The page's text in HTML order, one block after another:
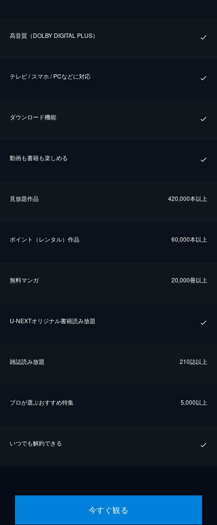
⾼⾳質（DOLBY DIGITAL PLUS）
テレビ / スマホ / PCなどに対応
ダウンロード機能
動画も書籍も楽しめる
⾒放題作品 420,000本以上
ポイント（レンタル）作品 60,000本以上
無料マンガ 20,000冊以上
U-NEXTオリジナル書籍読み放題
雑誌読み放題 210誌以上
プロが選ぶおすすめ特集 5,000以上
いつでも解約できる
今すぐ観る